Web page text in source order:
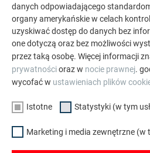
ZOBACZ WIĘCEJ REFERENCJI
danych odpowiadającego
organy amerykańskie w celach
uzyskiwać dostęp do danych bez
one dotyczą oraz bez możliwości
przez taką osobę. Więcej informacji
prywatnościoraz w nocie prawnej.
wycofać w ustawieniach plików
Istotne Statystyki (w tym
Marketing i media zewnętrzne (w